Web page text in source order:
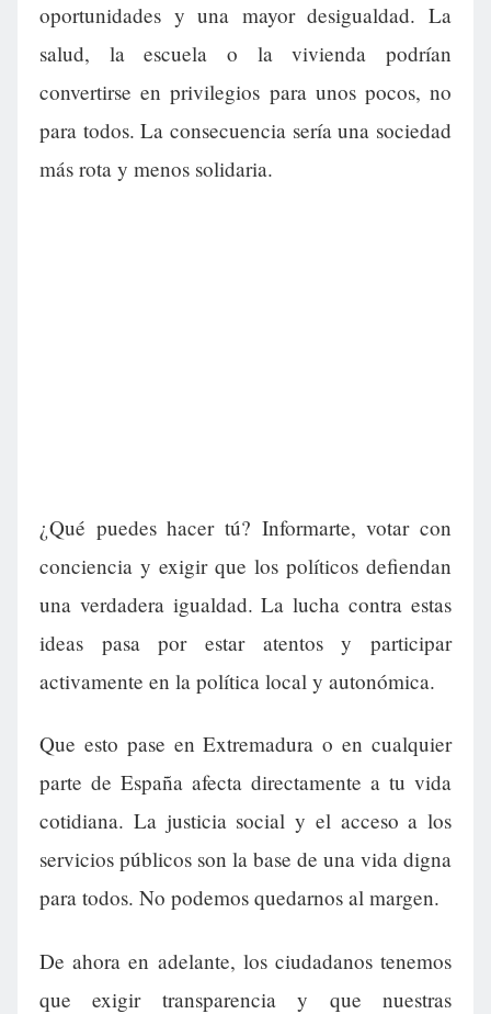
oportunidades y una mayor desigualdad. La
salud, la escuela o la vivienda podrían
convertirse en privilegios para unos pocos, no
para todos. La consecuencia sería una sociedad
más rota y menos solidaria.
¿Qué puedes hacer tú? Informarte, votar con
conciencia y exigir que los políticos defiendan
una verdadera igualdad. La lucha contra estas
ideas pasa por estar atentos y participar
activamente en la política local y autonómica.
Que esto pase en Extremadura o en cualquier
parte de España afecta directamente a tu vida
cotidiana. La justicia social y el acceso a los
servicios públicos son la base de una vida digna
para todos. No podemos quedarnos al margen.
De ahora en adelante, los ciudadanos tenemos
que exigir transparencia y que nuestras